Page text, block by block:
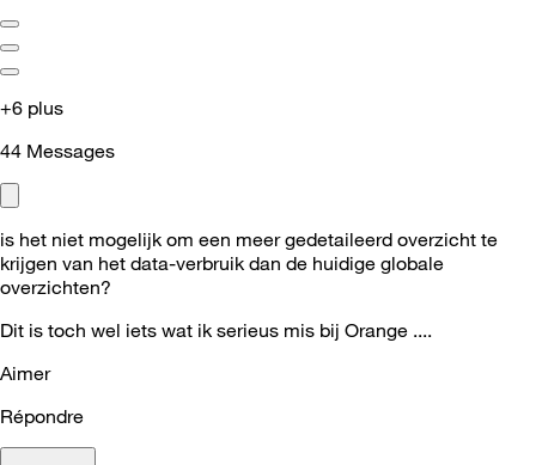
+6 plus
44 Messages
is het niet mogelijk om een meer gedetaileerd overzicht te
krijgen van het data-verbruik dan de huidige globale
overzichten?
Dit is toch wel iets wat ik serieus mis bij Orange ....
Aimer
Répondre